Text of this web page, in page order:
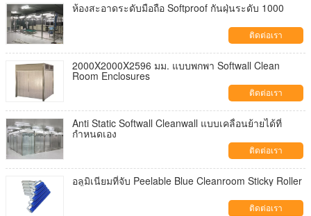
ห้องสะอาดระดับมือถือ Softproof กันฝุ่นระดับ 1000
ติดต่อเรา
2000X2000X2596 มม. แบบพกพา Softwall Clean
Room Enclosures
ติดต่อเรา
Anti Static Softwall Cleanwall แบบเคลื่อนย้ายได้ที่
กำหนดเอง
ติดต่อเรา
อลูมิเนียมที่จับ Peelable Blue Cleanroom Sticky Roller
ติดต่อเรา